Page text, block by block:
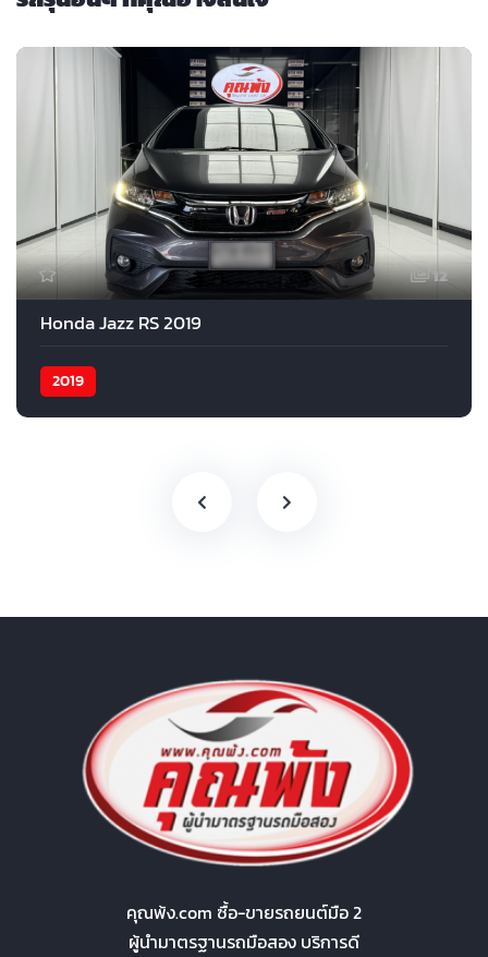
12
Honda Jazz RS 2019
2019
คุณพ้ง.com ซื้อ-ขายรถยนต์มือ 2
ผู้นำมาตรฐานรถมือสอง บริการดี